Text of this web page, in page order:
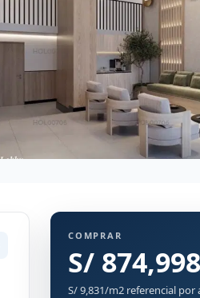
COMPRAR
S/ 874,998
S/ 9,831/m2 referencial por